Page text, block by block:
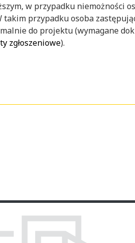
w przypadku niemożności
przypadku osoba
do projektu (wymagane
zgłoszeniowe).